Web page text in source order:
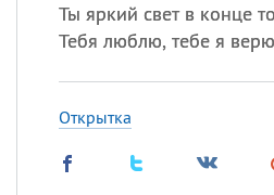
Ты яркий свет в конце
Тебя люблю, тебе я
Открытка